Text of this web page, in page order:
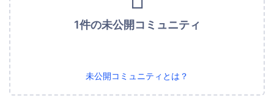
1件の未公開コミュニティ
未公開コミュニティとは？